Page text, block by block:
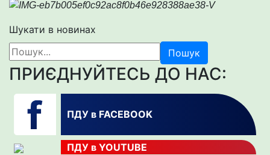
Шукати в новинах
Пошук
ПРИЄДНУЙТЕСЬ ДО НАС:
ПДУ в FACEBOOK
ПДУ в YOUTUBE